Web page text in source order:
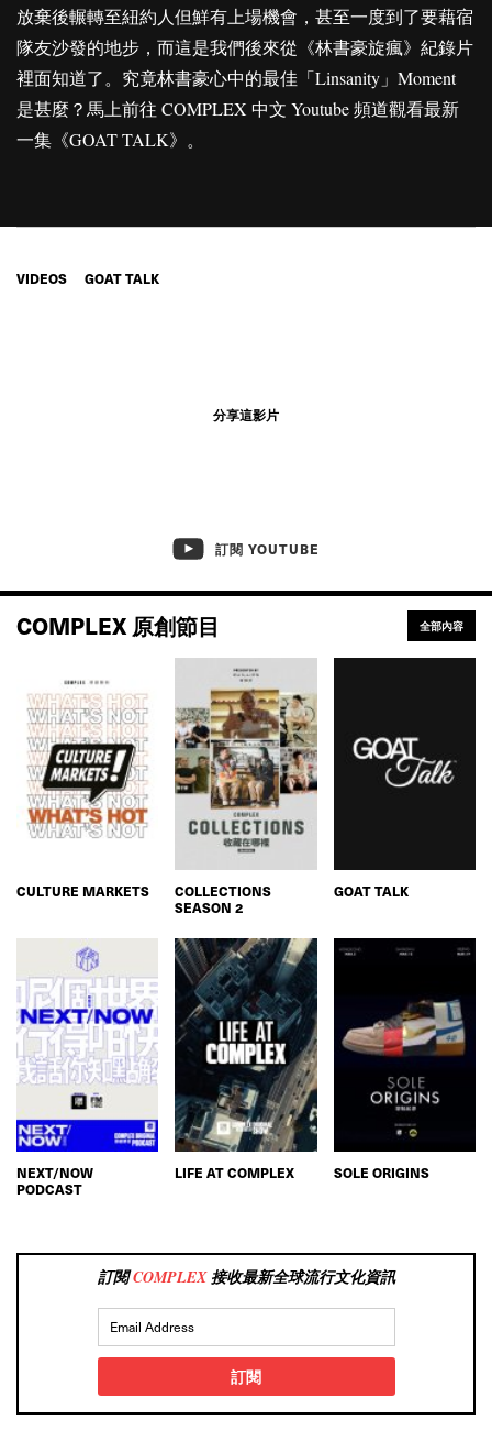
放棄後輾轉至紐約人但鮮有上場機會，甚至一度到了要藉宿
隊友沙發的地步，而這是我們後來從《林書豪旋瘋》紀錄片
裡面知道了。究竟林書豪心中的最佳「Linsanity」Moment
是甚麼？馬上前往 COMPLEX 中文 Youtube 頻道觀看最新
一集《GOAT TALK》。
VIDEOS GOAT TALK
分享這影片
訂閱 YOUTUBE
COMPLEX 原創節目 全部內容
CULTURE MARKETS
COLLECTIONS
SEASON 2
GOAT TALK
NEXT/NOW
PODCAST
LIFE AT COMPLEX SOLE ORIGINS
訂閱COMPLEX接收最新全球流行文化資訊
訂閱